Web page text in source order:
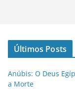
Últimos Posts
Anúbis: O Deus
a Morte